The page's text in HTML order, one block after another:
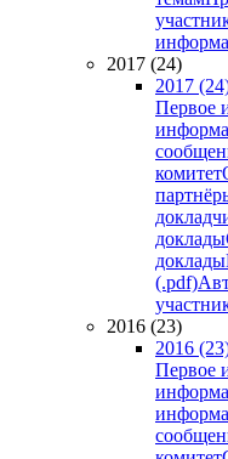
2017 (24)
2017
Первое
комитет
доклады
доклады
(.pdf)
2016 (23)
2016
Первое